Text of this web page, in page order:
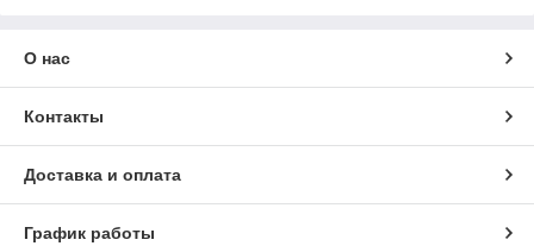
О нас
Контакты
Доставка и оплата
График работы